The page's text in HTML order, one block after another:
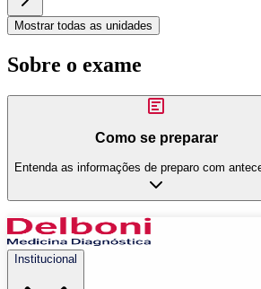
Mostrar todas as unidades
Sobre o exame
Como se preparar
Entenda as informações de preparo com
Institucional